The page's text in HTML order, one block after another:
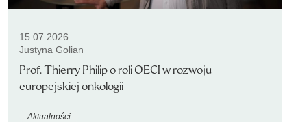
15.07.2026
Justyna Golian
Prof. Thierry Philip o roli OECI w rozwoju
europejskiej onkologii
Aktualności